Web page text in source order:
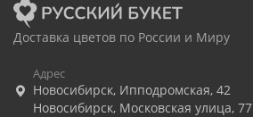
Доставка цветов по России и Миру
Адрес
Новосибирск, Ипподромская, 42
Новосибирск, Московская улица, 77